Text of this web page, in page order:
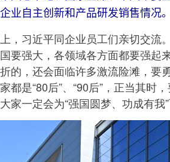
业自主创新和产品研发销售情况
习近平同企业员工们亲切交流
要强大，各领域各方面都要强
的，还会面临许多激流险滩，
都是“80后”、“90后”，正当其
家一定会为“强国圆梦、功成有我